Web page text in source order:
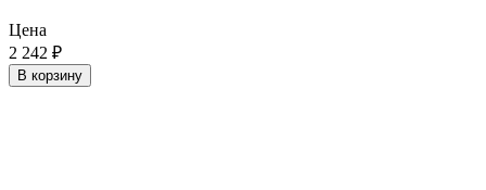
Цена
2 242 ₽
В корзину